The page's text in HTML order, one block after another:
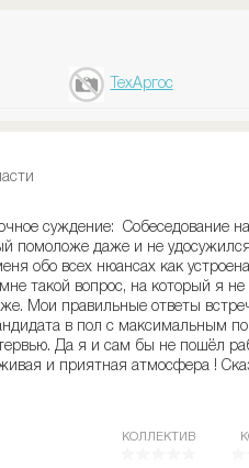
ТехАргос
суждение: Собеседование
помоложе даже и не
обо всех нюансах как
такой вопрос, на который я
Мои правильные ответы
в пол с максимальным
Да я и сам бы не пошёл
и приятная атмосфера !
КОЛЛЕКТИВ